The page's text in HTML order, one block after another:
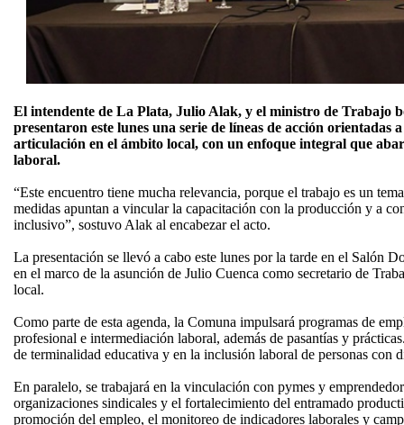
El intendente de La Plata, Julio Alak, y el ministro de Trabajo
presentaron este lunes una serie de líneas de acción orientadas
articulación en el ámbito local, con un enfoque integral que
laboral.
“Este encuentro tiene mucha relevancia, porque el trabajo es un
medidas apuntan a vincular la capacitación con la producción y a
inclusivo”, sostuvo Alak al encabezar el acto.
La presentación se llevó a cabo este lunes por la tarde en el Salón
en el marco de la asunción de Julio Cuenca como secretario de
local.
Como parte de esta agenda, la Comuna impulsará programas de
profesional e intermediación laboral, además de pasantías y
de terminalidad educativa y en la inclusión laboral de personas con
En paralelo, se trabajará en la vinculación con pymes y
organizaciones sindicales y el fortalecimiento del entramado
promoción del empleo, el monitoreo de indicadores laborales y